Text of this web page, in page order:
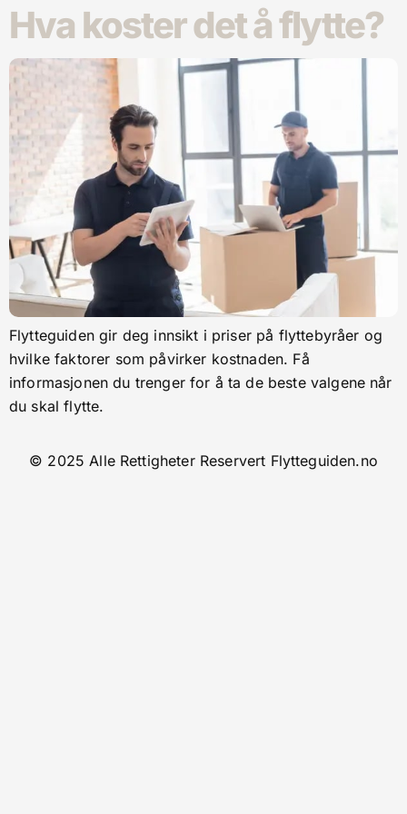
Hva koster det å flytte?
Flytteguiden gir deg innsikt i priser på flyttebyråer og
hvilke faktorer som påvirker kostnaden. Få
informasjonen du trenger for å ta de beste valgene når
du skal flytte.
© 2025 Alle Rettigheter Reservert Flytteguiden.no